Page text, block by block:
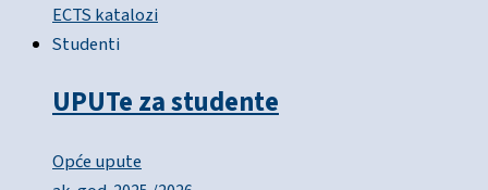
ECTS katalozi
Studenti
UPUTe za studente
Opće upute